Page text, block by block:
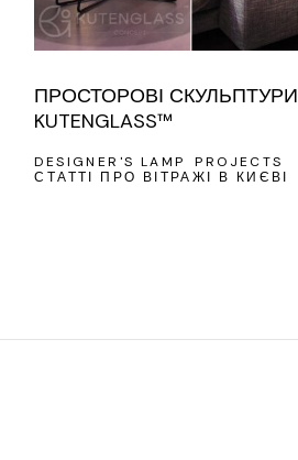
ПРОСТОРОВІ СКУЛЬПТУРИ
KUTENGLASS™
DESIGNER'S LAMP
PROJECTS
СТАТТІ ПРО ВІТРАЖІ В КИЄВІ